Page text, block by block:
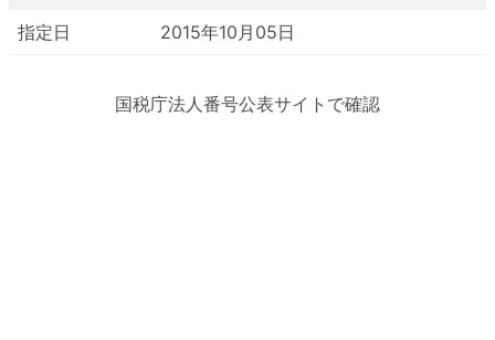
指定日
2015年10月05日
国税庁法人番号公表サイトで確認